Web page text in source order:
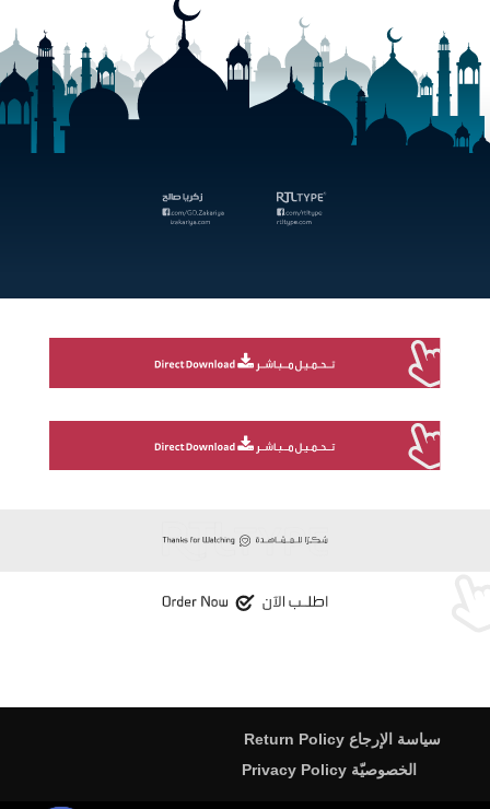
سياسة الإرجاع Return Policy
الخصوصيّة Privacy Policy